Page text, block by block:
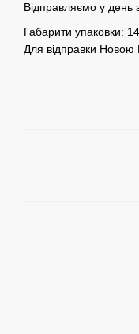
Відправляємо у день
Габарити упаковки:
Для відправки Новою